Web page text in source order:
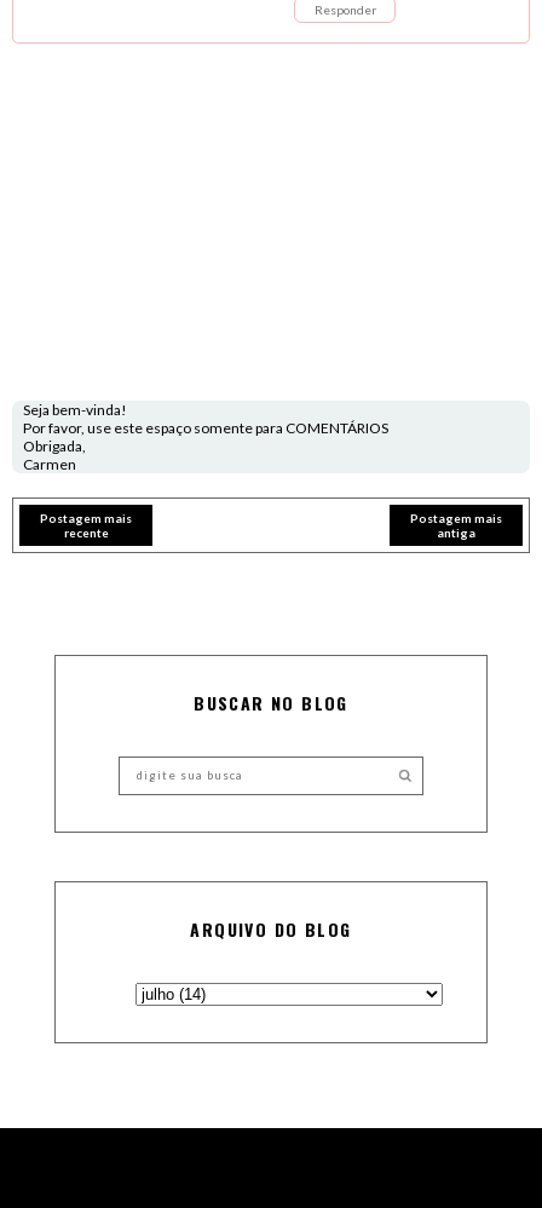
Responder
Seja bem-vinda!
Por favor, use este espaço somente para COMENTÁRIOS
Obrigada,
Carmen
Postagem mais
recente
Postagem mais
antiga
BUSCAR NO BLOG
ARQUIVO DO BLOG